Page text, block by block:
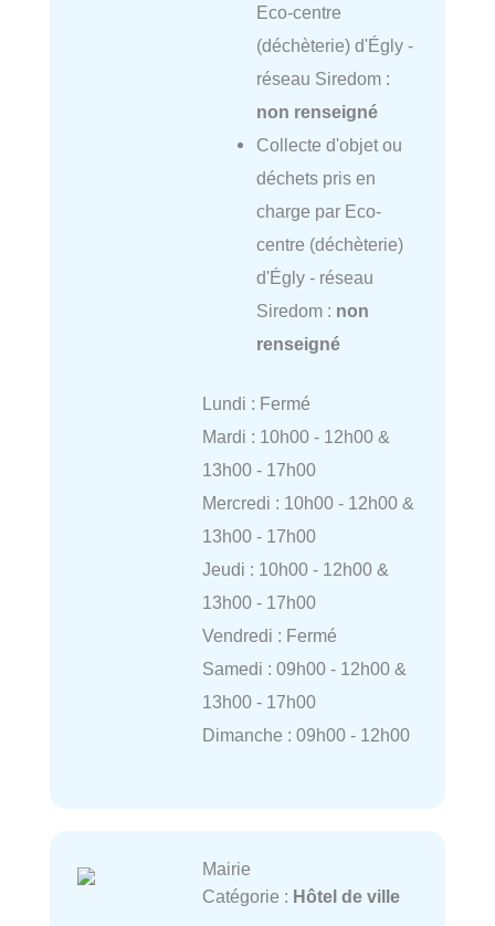
Eco-centre
(déchèterie) d'Égly -
réseau Siredom :
non renseigné
Collecte d'objet ou
déchets pris en
charge par Eco-
centre (déchèterie)
d'Égly - réseau
Siredom : non
renseigné
Lundi : Fermé
Mardi : 10h00 - 12h00 &
13h00 - 17h00
Mercredi : 10h00 - 12h00 &
13h00 - 17h00
Jeudi : 10h00 - 12h00 &
13h00 - 17h00
Vendredi : Fermé
Samedi : 09h00 - 12h00 &
13h00 - 17h00
Dimanche : 09h00 - 12h00
Mairie
Catégorie : Hôtel de ville